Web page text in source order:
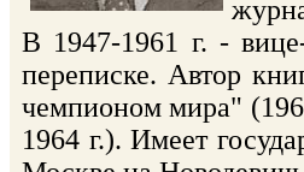
В 1947-1961 г. -
переписке. Автор
чемпионом мира"
1964 г.). Имеет